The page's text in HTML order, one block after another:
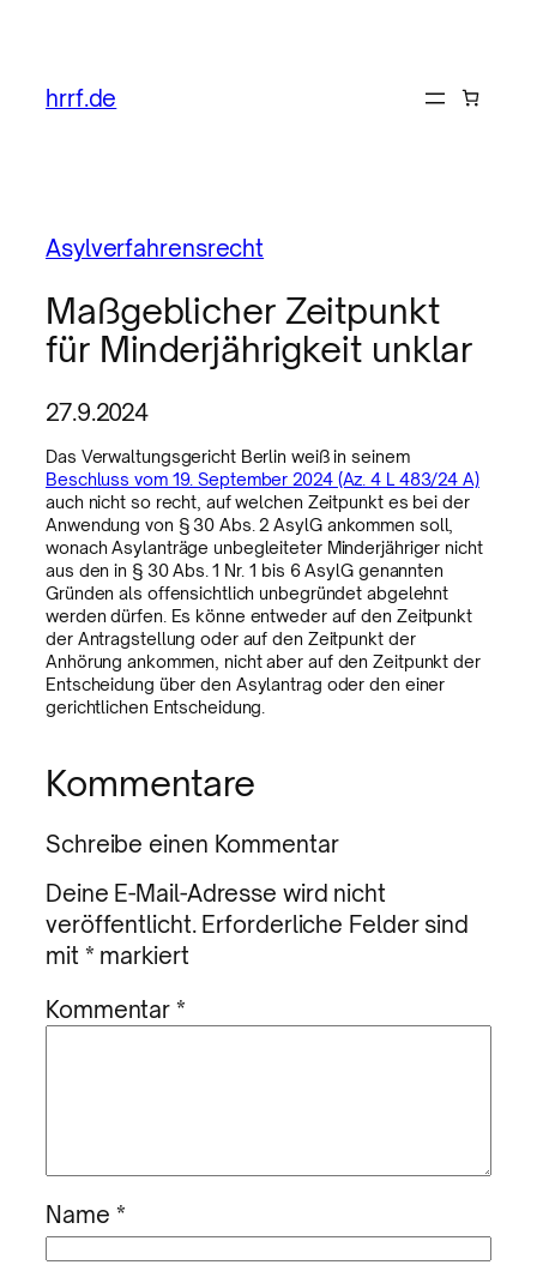
hrrf.de
Asylverfahrensrecht
Maßgeblicher Zeitpunkt
für Minderjährigkeit unklar
27.9.2024
Das Verwaltungsgericht Berlin weiß in seinem
Beschluss vom 19. September 2024 (Az. 4 L 483/24 A)
auch nicht so recht, auf welchen Zeitpunkt es bei der
Anwendung von § 30 Abs. 2 AsylG ankommen soll,
wonach Asylanträge unbegleiteter Minderjähriger nicht
aus den in § 30 Abs. 1 Nr. 1 bis 6 AsylG genannten
Gründen als offensichtlich unbegründet abgelehnt
werden dürfen. Es könne entweder auf den Zeitpunkt
der Antragstellung oder auf den Zeitpunkt der
Anhörung ankommen, nicht aber auf den Zeitpunkt der
Entscheidung über den Asylantrag oder den einer
gerichtlichen Entscheidung.
Kommentare
Schreibe einen Kommentar
Deine E-Mail-Adresse wird nicht
veröffentlicht. Erforderliche Felder sind
mit * markiert
Kommentar*
Name *